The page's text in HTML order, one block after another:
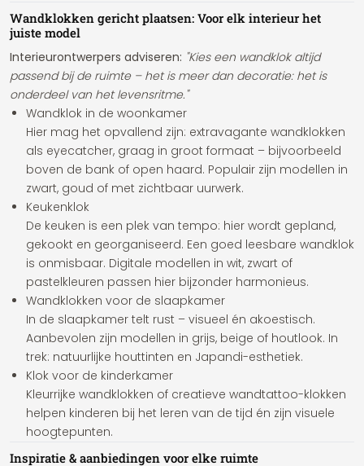
Wandklokken gericht plaatsen: Voor elk interieur het
juiste model
Interieurontwerpers adviseren: "Kies een wandklok altijd
passend bij de ruimte – het is meer dan decoratie: het is
onderdeel van het levensritme."
Wandklok in de woonkamer
Hier mag het opvallend zijn: extravagante wandklokken
als eyecatcher, graag in groot formaat – bijvoorbeeld
boven de bank of open haard. Populair zijn modellen in
zwart, goud of met zichtbaar uurwerk.
Keukenklok
De keuken is een plek van tempo: hier wordt gepland,
gekookt en georganiseerd. Een goed leesbare wandklok
is onmisbaar. Digitale modellen in wit, zwart of
pastelkleuren passen hier bijzonder harmonieus.
Wandklokken voor de slaapkamer
In de slaapkamer telt rust – visueel én akoestisch.
Aanbevolen zijn modellen in grijs, beige of houtlook. In
trek: natuurlijke houttinten en Japandi-esthetiek.
Klok voor de kinderkamer
Kleurrijke wandklokken of creatieve wandtattoo-klokken
helpen kinderen bij het leren van de tijd én zijn visuele
hoogtepunten.
Inspiratie & aanbiedingen voor elke ruimte